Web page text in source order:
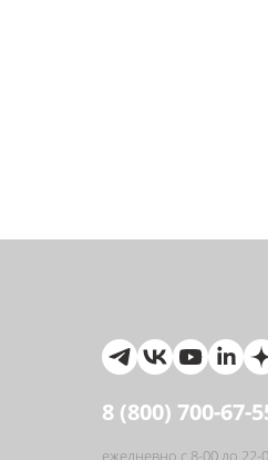
8 (800) 700-67-
ежедневно с 8-00 до